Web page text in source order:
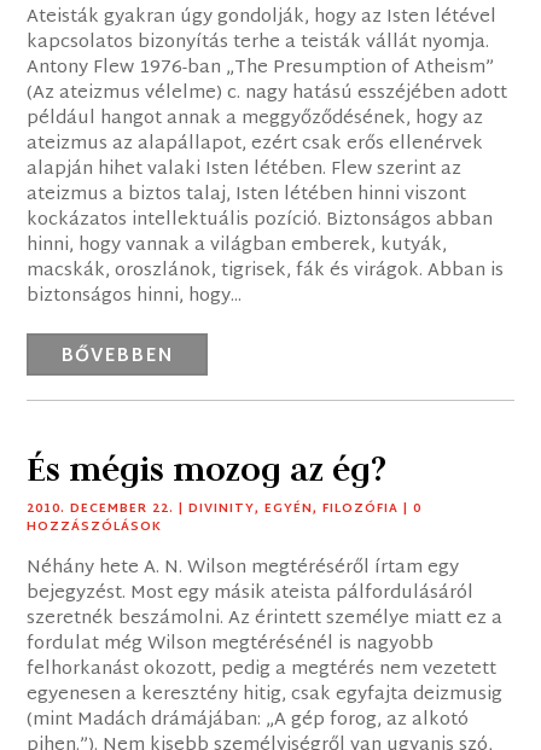
Ateisták gyakran úgy gondolják, hogy az Isten létével
kapcsolatos bizonyítás terhe a teisták vállát nyomja.
Antony Flew 1976-ban „The Presumption of Atheism”
(Az ateizmus vélelme) c. nagy hatású esszéjében adott
például hangot annak a meggyőződésének, hogy az
ateizmus az alapállapot, ezért csak erős ellenérvek
alapján hihet valaki Isten létében. Flew szerint az
ateizmus a biztos talaj, Isten létében hinni viszont
kockázatos intellektuális pozíció. Biztonságos abban
hinni, hogy vannak a világban emberek, kutyák,
macskák, oroszlánok, tigrisek, fák és virágok. Abban is
biztonságos hinni, hogy...
BŐVEBBEN
És mégis mozog az ég?
2010. DECEMBER 22. |DIVINITY,EGYÉN,FILOZÓFIA | 0
HOZZÁSZÓLÁSOK
Néhány hete A. N. Wilson megtéréséről írtam egy
bejegyzést. Most egy másik ateista pálfordulásáról
szeretnék beszámolni. Az érintett személye miatt ez a
fordulat még Wilson megtérésénél is nagyobb
felhorkanást okozott, pedig a megtérés nem vezetett
egyenesen a keresztény hitig, csak egyfajta deizmusig
(mint Madách drámájában: „A gép forog, az alkotó